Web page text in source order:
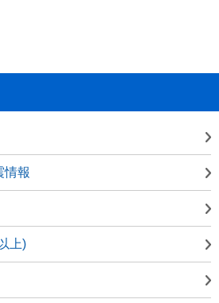
情報
上)